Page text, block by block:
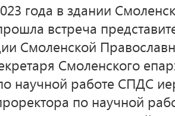
года в здании
встреча
Смоленской
Смоленского
научной работе СПДС
по научной